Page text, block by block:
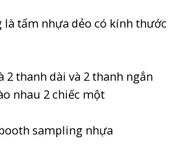
là tấm nhựa dẻo có kính thước
2 thanh dài và 2 thanh ngắn
nhau 2 chiếc một
sampling nhựa